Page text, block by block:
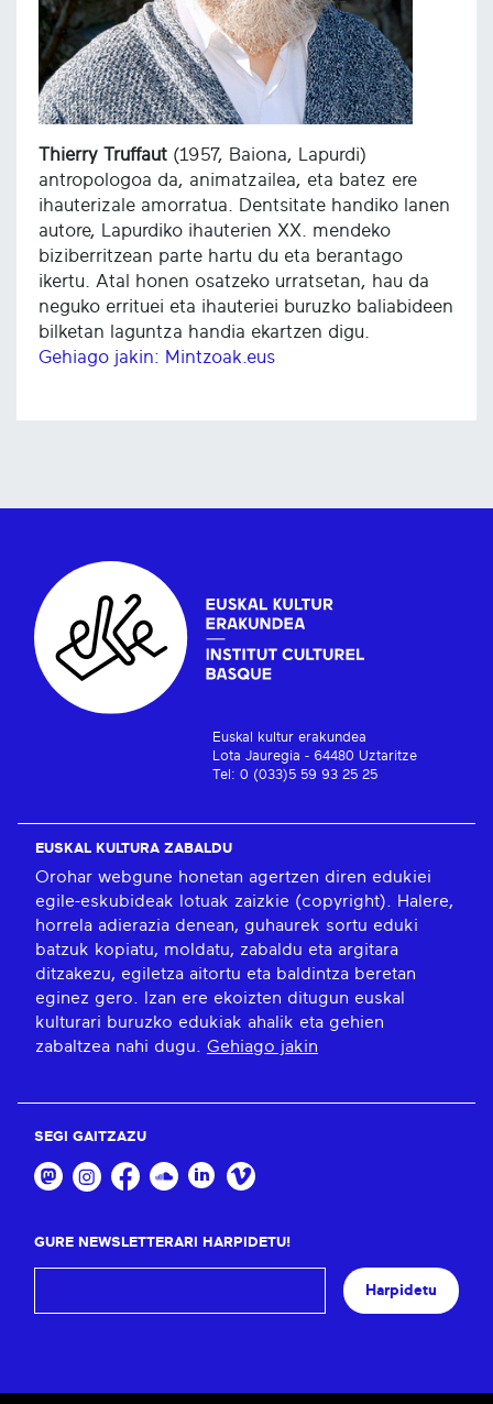
Thierry Truffaut (1957, Baiona, Lapurdi)
antropologoa da, animatzailea, eta batez ere
ihauterizale amorratua. Dentsitate handiko lanen
autore, Lapurdiko ihauterien XX. mendeko
biziberritzean parte hartu du eta berantago
ikertu. Atal honen osatzeko urratsetan, hau da
neguko errituei eta ihauteriei buruzko baliabideen
bilketan laguntza handia ekartzen digu.
Gehiago jakin: Mintzoak.eus
Euskal kultur erakundea
Lota Jauregia - 64480 Uztaritze
Tel: 0 (033)5 59 93 25 25
EUSKAL KULTURA ZABALDU
Orohar webgune honetan agertzen diren edukiei
egile-eskubideak lotuak zaizkie (copyright). Halere,
horrela adierazia denean, guhaurek sortu eduki
batzuk kopiatu, moldatu, zabaldu eta argitara
ditzakezu, egiletza aitortu eta baldintza beretan
eginez gero. Izan ere ekoizten ditugun euskal
kulturari buruzko edukiak ahalik eta gehien
zabaltzea nahi dugu. Gehiago jakin
SEGI GAITZAZU
GURE NEWSLETTERARI HARPIDETU!
Harpidetu